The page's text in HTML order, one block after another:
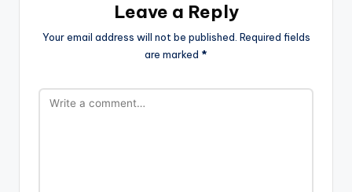
Leave a Reply
Your email address will not be published. Required fields
are marked *